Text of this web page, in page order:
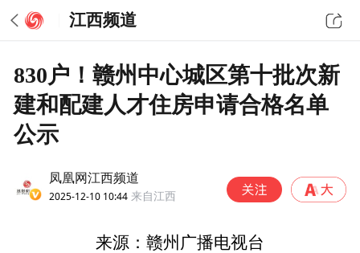
江西频道
830户！赣州中心城区第十批次新
建和配建人才住房申请合格名单
公示
凤凰网江西频道
2025-12-10 10:44 来自江西
来源：赣州广播电视台